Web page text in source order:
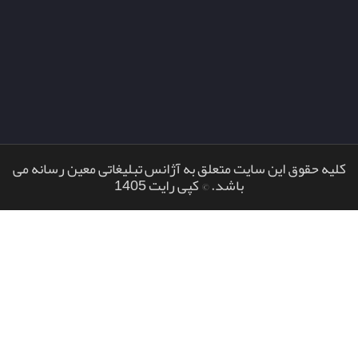
کلیه حقوق این سایت متعلق به آژانس تبلیغاتی معین رسانه می
باشد. © کپی رایت 1405